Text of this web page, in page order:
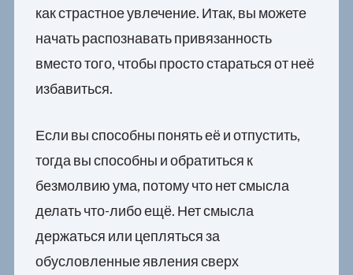
как страстное увлечение. Итак, вы можете
начать распознавать привязанность
вместо того, чтобы просто стараться от неё
избавиться.
Если вы способны понять её и отпустить,
тогда вы способны и обратиться к
безмолвию ума, потому что нет смысла
делать что-либо ещё. Нет смысла
держаться или цепляться за
обусловленные явления сверх